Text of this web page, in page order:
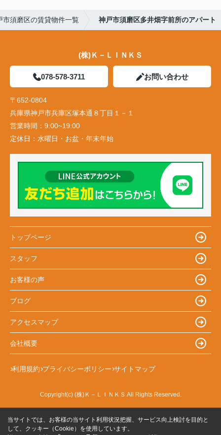
市須磨区の賃貸物件一覧 神戸市須磨区多井畑字前所のアパート
(株)Ｋ－ＬＩＮＫＳ
078-578-3711 お問い合わせ
〒652-0804
兵庫県神戸市兵庫区塚本通８丁目１－１
営業時間： 9:00~19:00
定休日： 水曜日・お盆・年末年始
トップページ
スタッフ
お客様の声
ブログ
アクセスマップ
会社概要
利用規約 プライバシーポリシー サイトマップ
Copyright(c) (株)Ｋ－ＬＩＮＫＳ All Rights Reserved.
当サイトでは、お客様の当サイト利用状況把握、サービス向上検討を目的と
して、クッキー（Cookie）を使用しています。